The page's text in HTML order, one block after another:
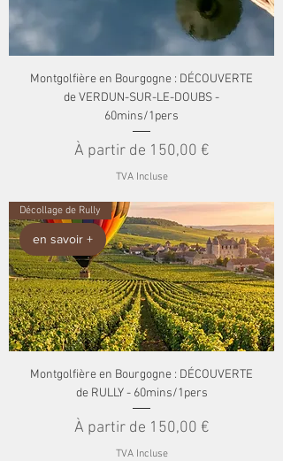
Montgolfière en Bourgogne : DÉCOUVERTE
de VERDUN-SUR-LE-DOUBS -
60mins/1pers
À partir de 150,00 €
Prix promotionnel
TVA Incluse
en savoir +
Décollage de Rully
Montgolfière en Bourgogne : DÉCOUVERTE
de RULLY - 60mins/1pers
À partir de 150,00 €
Prix promotionnel
TVA Incluse